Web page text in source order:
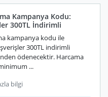
Kampanya Kodu:
300TL İndirimli
kampanya kodu ile
300TL indirimli
ödenecektir. Harcama
...
bilgi